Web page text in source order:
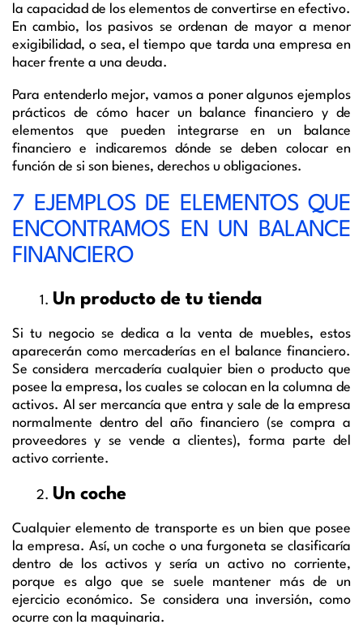
la capacidad de los elementos de convertirse en efectivo.
En cambio, los pasivos se ordenan de mayor a menor
exigibilidad, o sea, el tiempo que tarda una empresa en
hacer frente a una deuda.
Para entenderlo mejor, vamos a poner algunos ejemplos
prácticos de cómo hacer un balance financiero y de
elementos que pueden integrarse en un balance
financiero e indicaremos dónde se deben colocar en
función de si son bienes, derechos u obligaciones.
7 EJEMPLOS DE ELEMENTOS QUE
ENCONTRAMOS EN UN BALANCE
FINANCIERO
Un producto de tu tienda
Si tu negocio se dedica a la venta de muebles, estos
aparecerán como mercaderías en el balance financiero.
Se considera mercadería cualquier bien o producto que
posee la empresa, los cuales se colocan en la columna de
activos. Al ser mercancía que entra y sale de la empresa
normalmente dentro del año financiero (se compra a
proveedores y se vende a clientes), forma parte del
activo corriente.
Un coche
Cualquier elemento de transporte es un bien que posee
la empresa. Así, un coche o una furgoneta se clasificaría
dentro de los activos y sería un activo no corriente,
porque es algo que se suele mantener más de un
ejercicio económico. Se considera una inversión, como
ocurre con la maquinaria.